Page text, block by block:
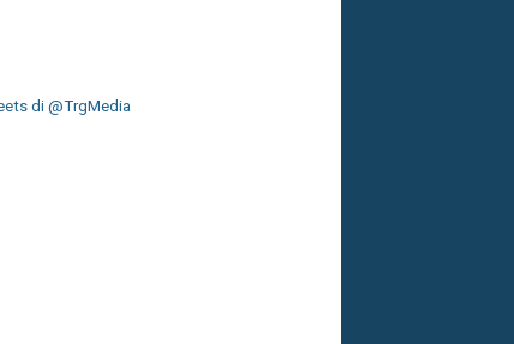
di @TrgMedia